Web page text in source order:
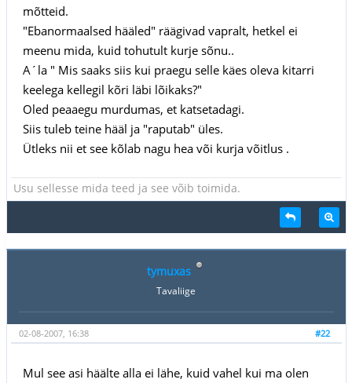
mõtteid.
"Ebanormaalsed hääled" räägivad vapralt, hetkel ei
meenu mida, kuid tohutult kurje sõnu..
A´la " Mis saaks siis kui praegu selle käes oleva kitarri
keelega kellegil kõri läbi lõikaks?"
Oled peaaegu murdumas, et katsetadagi.
Siis tuleb teine hääl ja "raputab" üles.
Ütleks nii et see kõlab nagu hea või kurja võitlus .
Usu sellesse mida teed ja see võib toimida.
tymuxas
Tavaliige
#22
02-08-2007, 16:38
Mul see asi häälte alla ei lähe, kuid vahel kui ma olen